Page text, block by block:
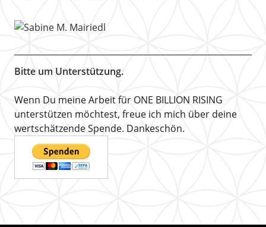
Bitte um Unterstützung.
Wenn Du meine Arbeit für ONE BILLION RISING
unterstützen möchtest, freue ich mich über deine
wertschätzende Spende. Dankeschön.